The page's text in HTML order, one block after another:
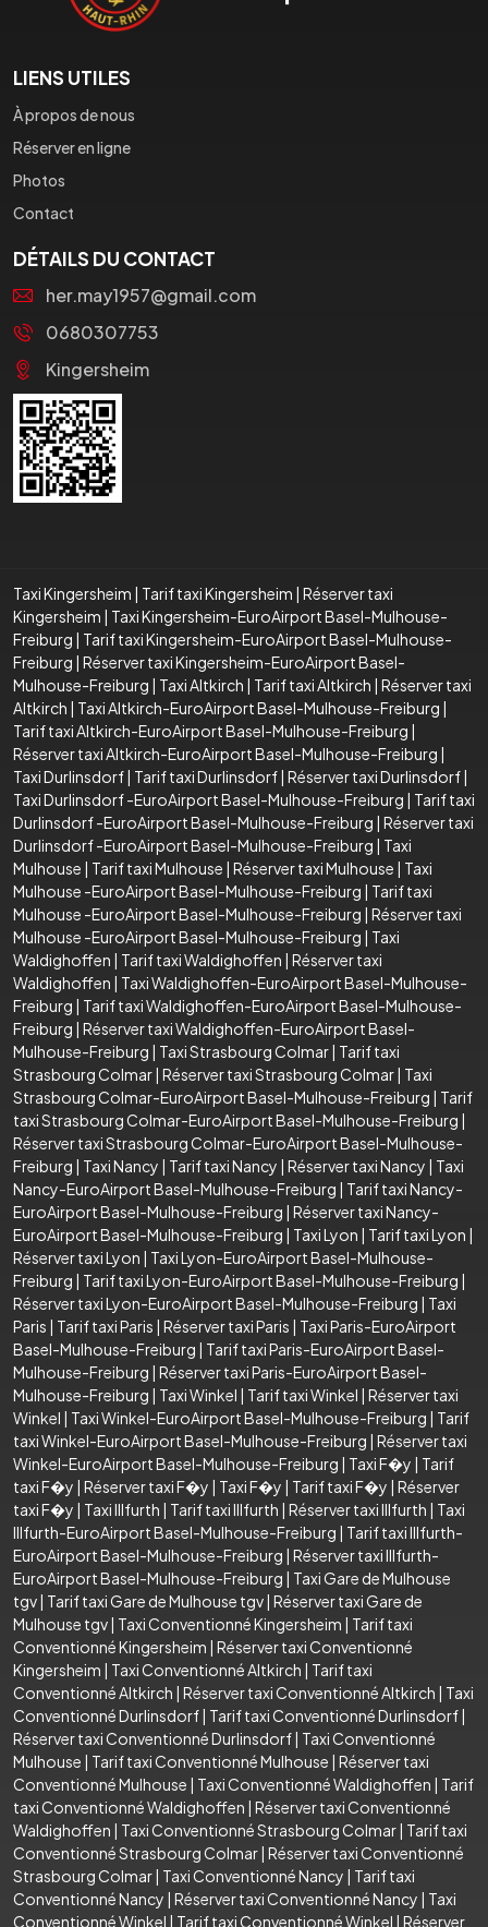
LIENS UTILES
À propos de nous
Réserver en ligne
Photos
Contact
DÉTAILS DU CONTACT
her.may1957@gmail.com
0680307753
Kingersheim
Taxi Kingersheim | Tarif taxi Kingersheim | Réserver taxi
Kingersheim | Taxi Kingersheim-EuroAirport Basel-Mulhouse-
Freiburg | Tarif taxi Kingersheim-EuroAirport Basel-Mulhouse-
Freiburg | Réserver taxi Kingersheim-EuroAirport Basel-
Mulhouse-Freiburg | Taxi Altkirch | Tarif taxi Altkirch | Réserver taxi
Altkirch | Taxi Altkirch-EuroAirport Basel-Mulhouse-Freiburg |
Tarif taxi Altkirch-EuroAirport Basel-Mulhouse-Freiburg |
Réserver taxi Altkirch-EuroAirport Basel-Mulhouse-Freiburg |
Taxi Durlinsdorf| Tarif taxi Durlinsdorf| Réserver taxi Durlinsdorf|
Taxi Durlinsdorf -EuroAirport Basel-Mulhouse-Freiburg | Tarif taxi
Durlinsdorf -EuroAirport Basel-Mulhouse-Freiburg | Réserver taxi
Durlinsdorf -EuroAirport Basel-Mulhouse-Freiburg | Taxi
Mulhouse | Tarif taxi Mulhouse | Réserver taxi Mulhouse | Taxi
Mulhouse -EuroAirport Basel-Mulhouse-Freiburg | Tarif taxi
Mulhouse -EuroAirport Basel-Mulhouse-Freiburg | Réserver taxi
Mulhouse -EuroAirport Basel-Mulhouse-Freiburg | Taxi
Waldighoffen | Tarif taxi Waldighoffen | Réserver taxi
Waldighoffen | Taxi Waldighoffen-EuroAirport Basel-Mulhouse-
Freiburg | Tarif taxi Waldighoffen-EuroAirport Basel-Mulhouse-
Freiburg | Réserver taxi Waldighoffen-EuroAirport Basel-
Mulhouse-Freiburg | Taxi Strasbourg Colmar| Tarif taxi
Strasbourg Colmar| Réserver taxi Strasbourg Colmar| Taxi
Strasbourg Colmar-EuroAirport Basel-Mulhouse-Freiburg | Tarif
taxi Strasbourg Colmar-EuroAirport Basel-Mulhouse-Freiburg |
Réserver taxi Strasbourg Colmar-EuroAirport Basel-Mulhouse-
Freiburg | Taxi Nancy | Tarif taxi Nancy | Réserver taxi Nancy | Taxi
Nancy-EuroAirport Basel-Mulhouse-Freiburg | Tarif taxi Nancy-
EuroAirport Basel-Mulhouse-Freiburg | Réserver taxi Nancy-
EuroAirport Basel-Mulhouse-Freiburg | Taxi Lyon | Tarif taxi Lyon |
Réserver taxi Lyon | Taxi Lyon-EuroAirport Basel-Mulhouse-
Freiburg | Tarif taxi Lyon-EuroAirport Basel-Mulhouse-Freiburg |
Réserver taxi Lyon-EuroAirport Basel-Mulhouse-Freiburg | Taxi
Paris | Tarif taxi Paris | Réserver taxi Paris | Taxi Paris-EuroAirport
Basel-Mulhouse-Freiburg | Tarif taxi Paris-EuroAirport Basel-
Mulhouse-Freiburg | Réserver taxi Paris-EuroAirport Basel-
Mulhouse-Freiburg | Taxi Winkel | Tarif taxi Winkel | Réserver taxi
Winkel | Taxi Winkel-EuroAirport Basel-Mulhouse-Freiburg | Tarif
taxi Winkel-EuroAirport Basel-Mulhouse-Freiburg | Réserver taxi
Winkel-EuroAirport Basel-Mulhouse-Freiburg | Taxi F�y | Tarif
taxi F�y | Réserver taxi F�y | Taxi F�y | Tarif taxi F�y | Réserver
taxi F�y | Taxi Illfurth | Tarif taxi Illfurth | Réserver taxi Illfurth | Taxi
Illfurth-EuroAirport Basel-Mulhouse-Freiburg | Tarif taxi Illfurth-
EuroAirport Basel-Mulhouse-Freiburg | Réserver taxi Illfurth-
EuroAirport Basel-Mulhouse-Freiburg | Taxi Gare de Mulhouse
tgv| Tarif taxi Gare de Mulhouse tgv| Réserver taxi Gare de
Mulhouse tgv| Taxi Conventionné Kingersheim | Tarif taxi
Conventionné Kingersheim | Réserver taxi Conventionné
Kingersheim | Taxi Conventionné Altkirch | Tarif taxi
Conventionné Altkirch | Réserver taxi Conventionné Altkirch | Taxi
Conventionné Durlinsdorf| Tarif taxi Conventionné Durlinsdorf|
Réserver taxi Conventionné Durlinsdorf| Taxi Conventionné
Mulhouse | Tarif taxi Conventionné Mulhouse | Réserver taxi
Conventionné Mulhouse | Taxi Conventionné Waldighoffen | Tarif
taxi Conventionné Waldighoffen | Réserver taxi Conventionné
Waldighoffen | Taxi Conventionné Strasbourg Colmar| Tarif taxi
Conventionné Strasbourg Colmar| Réserver taxi Conventionné
Strasbourg Colmar| Taxi Conventionné Nancy | Tarif taxi
Conventionné Nancy | Réserver taxi Conventionné Nancy | Taxi
Conventionné Winkel | Tarif taxi Conventionné Winkel | Réserver